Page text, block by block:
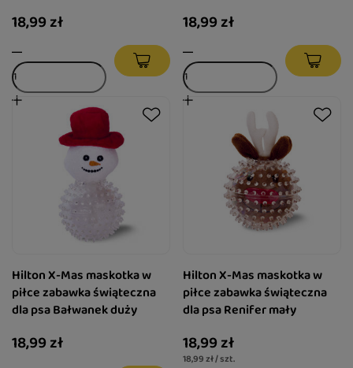
18,99 zł 18,99 zł
Hilton X-Mas maskotka w
piłce zabawka świąteczna
dla psa Bałwanek duży
18,99 zł
Hilton X-Mas maskotka w
piłce zabawka świąteczna
dla psa Renifer mały
18,99 zł
18,99 zł / szt.